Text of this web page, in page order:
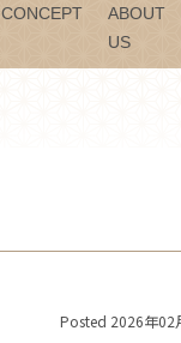
CONCEPT
ABOUT
US
Posted 2026年02